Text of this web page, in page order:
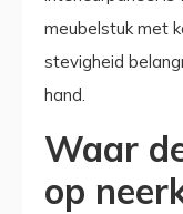
meubelstuk met
stevigheid
hand.
Waar
op